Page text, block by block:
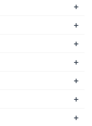
+
+
+
+
+
+
+